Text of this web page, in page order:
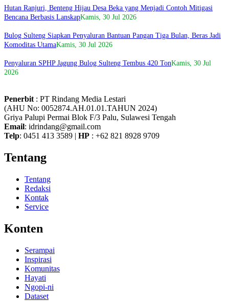
Hutan Ranjuri, Benteng Hijau Desa Beka yang Menjadi Contoh Mitigasi
Bencana Berbasis LanskapKamis, 30 Jul 2026
Bulog Sulteng Siapkan Penyaluran Bantuan Pangan Tiga Bulan, Beras Jadi
Komoditas UtamaKamis, 30 Jul 2026
Penyaluran SPHP Jagung Bulog Sulteng Tembus 420 TonKamis, 30 Jul
2026
Penerbit : PT Rindang Media Lestari
(AHU No: 0052874.AH.01.01.TAHUN 2024)
Griya Palupi Permai Blok F/3 Palu, Sulawesi Tengah
Email: idrindang@gmail.com
Telp: 0451 413 3589 | HP : +62 821 8928 9709
Tentang
Tentang
Redaksi
Kontak
Service
Konten
Serampai
Inspirasi
Komunitas
Hayati
Ngopi-ni
Dataset